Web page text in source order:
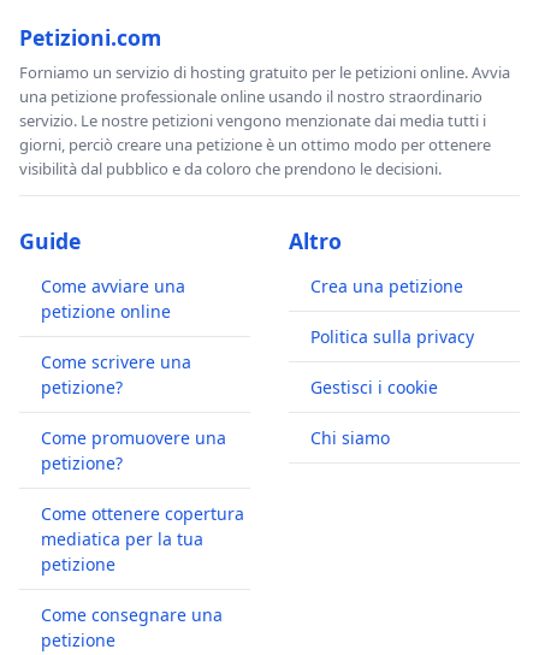
Petizioni.com
Forniamo un servizio di hosting gratuito per le petizioni online. Avvia
una petizione professionale online usando il nostro straordinario
servizio. Le nostre petizioni vengono menzionate dai media tutti i
giorni, perciò creare una petizione è un ottimo modo per ottenere
visibilità dal pubblico e da coloro che prendono le decisioni.
Guide
Come avviare una
petizione online
Come scrivere una
petizione?
Come promuovere una
petizione?
Come ottenere copertura
mediatica per la tua
petizione
Come consegnare una
petizione
Altro
Crea una petizione
Politica sulla privacy
Gestisci i cookie
Chi siamo